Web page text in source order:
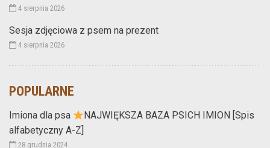
4 sierpnia 2026
Sesja zdjęciowa z psem na prezent
4 sierpnia 2026
POPULARNE
Imiona dla psa
NAJWIĘKSZA BAZA PSICH IMION [Spis
alfabetyczny A-Z]
28 grudnia 2024